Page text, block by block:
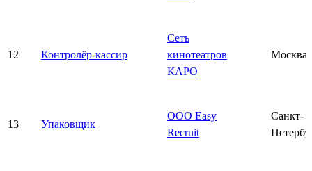
12 Контролёр-кассир
Сеть
кинотеатров
КАРО
Москва
13 Упаковщик
ООО Easy
Recruit
Санкт-